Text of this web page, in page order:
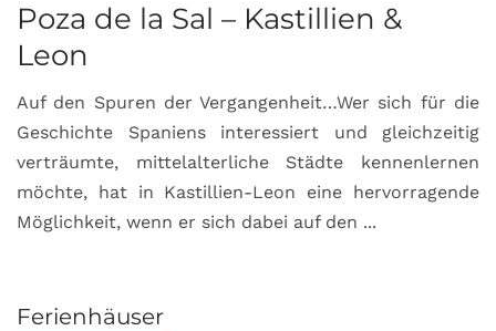
Poza de la Sal – Kastillien &
Leon
Auf den Spuren der Vergangenheit…Wer sich für die
Geschichte Spaniens interessiert und gleichzeitig
verträumte, mittelalterliche Städte kennenlernen
möchte, hat in Kastillien-Leon eine hervorragende
Möglichkeit, wenn er sich dabei auf den ...
Ferienhäuser